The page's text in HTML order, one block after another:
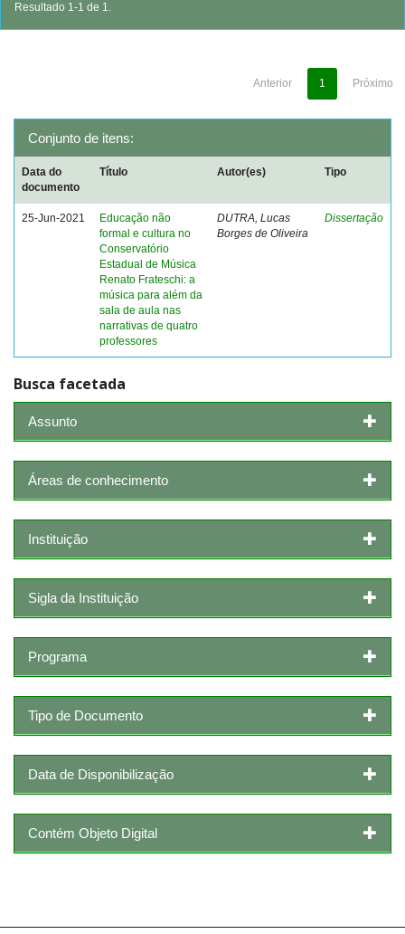
Resultado 1-1 de 1.
Anterior 1 Próximo
Conjunto de itens:
Data do
documento
Título Autor(es) Tipo
25-Jun-2021
Educação não
formal e cultura no
Conservatório
Estadual de Música
Renato Frateschi: a
música para além da
sala de aula nas
narrativas de quatro
professores
DUTRA, Lucas
Borges de Oliveira
Dissertação
Busca facetada
Assunto
Áreas de conhecimento
Instituição
Sigla da Instituição
Programa
Tipo de Documento
Data de Disponibilização
Contém Objeto Digital